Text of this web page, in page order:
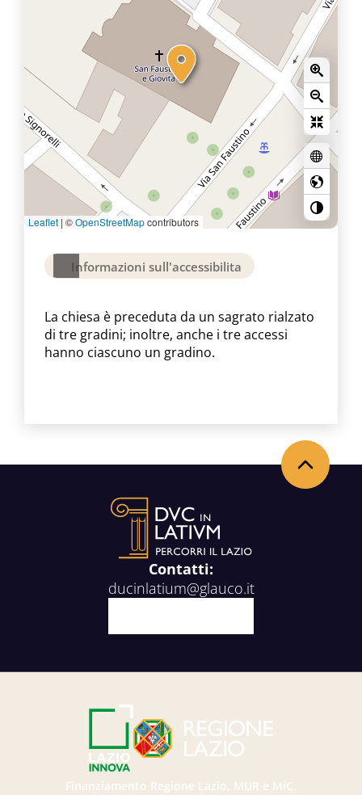
Leaflet | ©OpenStreetMapcontributors
Informazioni sull'accessibilita
La chiesa è preceduta da un sagrato rialzato
di tre gradini; inoltre, anche i tre accessi
hanno ciascuno un gradino.
Contatti:
ducinlatium@glauco.it
Finanziamento Regione Lazio, MUR e MiC.
Torna in alto